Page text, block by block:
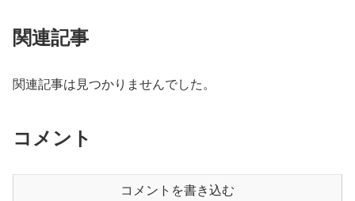
関連記事
関連記事は見つかりませんでした。
コメント
コメントを書き込む